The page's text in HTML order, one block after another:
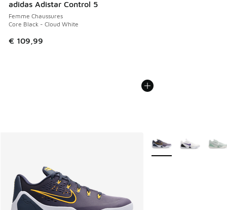
adidas Adistar Control 5
Femme Chaussures
Core Black - Cloud White
€ 109,99
Plus de couleurs